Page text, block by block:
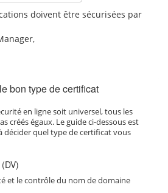
doivent être sécurisées par
bon type de certificat
en ligne soit universel, tous les
créés égaux. Le guide ci-dessous est
décider quel type de certificat vous
et le contrôle du nom de domaine